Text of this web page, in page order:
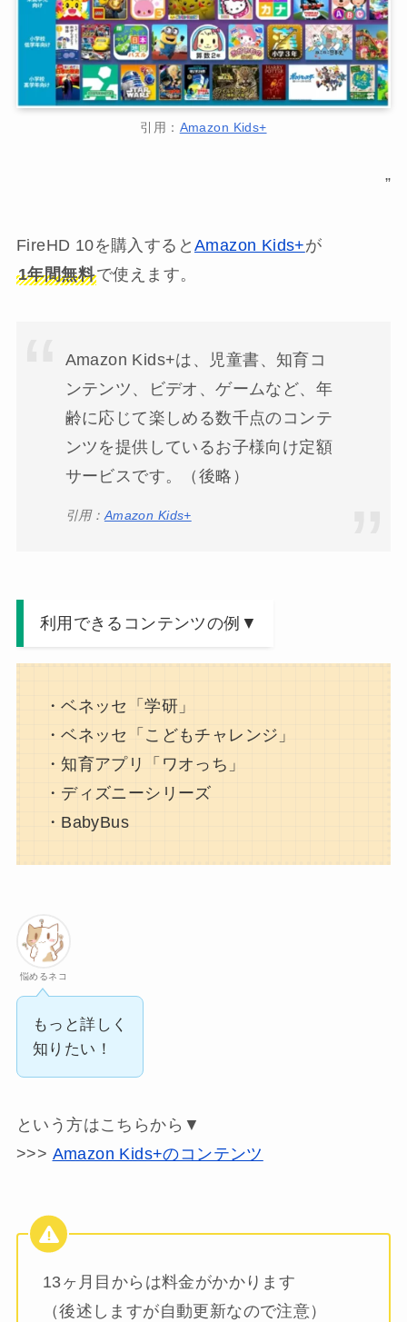
引用： Amazon Kids+
”
FireHD 10を購入すると Amazon Kids+が
1年間無料で使えます。
Amazon Kids+は、児童書、知育コ
ンテンツ、ビデオ、ゲームなど、年
齢に応じて楽しめる数千点のコンテ
ンツを提供しているお子様向け定額
サービスです。（後略）
引用： Amazon Kids+
利用できるコンテンツの例▼
・ベネッセ「学研」
・ベネッセ「こどもチャレンジ」
・知育アプリ「ワオっち」
・ディズニーシリーズ
・BabyBus
悩めるネコ
もっと詳しく
知りたい！
という方はこちらから▼
>>> Amazon Kids+のコンテンツ
13ヶ月目からは料金がかかります
（後述しますが自動更新なので注意）